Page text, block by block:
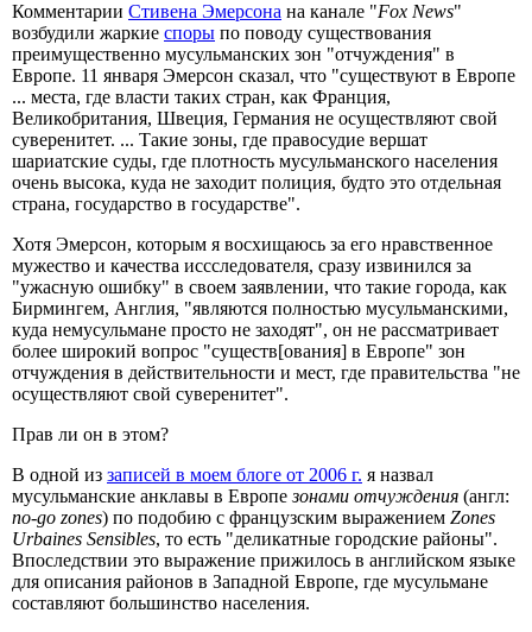
Комментарии Стивена Эмерсона на канале "Fox News"
возбудили жаркие споры по поводу существования
преимущественно мусульманских зон "отчуждения" в
Европе. 11 января Эмерсон сказал, что "существуют в Европе
... места, где власти таких стран, как Франция,
Великобритания, Швеция, Германия не осуществляют свой
суверенитет. ... Такие зоны, где правосудие вершат
шариатские суды, где плотность мусульманского населения
очень высока, куда не заходит полиция, будто это отдельная
страна, государство в государстве".
Хотя Эмерсон, которым я восхищаюсь за его нравственное
мужество и качества иссследователя, сразу извинился за
"ужасную ошибку" в своем заявлении, что такие города, как
Бирмингем, Англия, "являются полностью мусульманскими,
куда немусульмане просто не заходят", он не рассматривает
более широкий вопрос "существ[ования] в Европе" зон
отчуждения в действительности и мест, где правительства "не
осуществляют свой суверенитет".
Прав ли он в этом?
В одной из записей в моем блоге от 2006 г. я назвал
мусульманские анклавы в Европезонами отчуждения (англ:
no-go zones) по подобию с французским выражением Zones
Urbaines Sensibles, то есть "деликатные городские районы".
Впоследствии это выражение прижилось в английском языке
для описания районов в Западной Европе, где мусульмане
составляют большинство населения.